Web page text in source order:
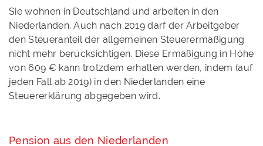
Sie wohnen in Deutschland und arbeiten in den
Niederlanden. Auch nach 2019 darf der Arbeitgeber
den Steueranteil der allgemeinen Steuerermäßigung
nicht mehr berücksichtigen. Diese Ermäßigung in Höhe
von 609 € kann trotzdem erhalten werden, indem (auf
jeden Fall ab 2019) in den Niederlanden eine
Steuererklärung abgegeben wird.
Pension aus den Niederlanden